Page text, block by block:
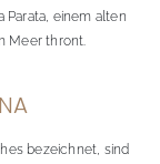
Parata, einem alten
Meer thront.
bezeichnet, sind